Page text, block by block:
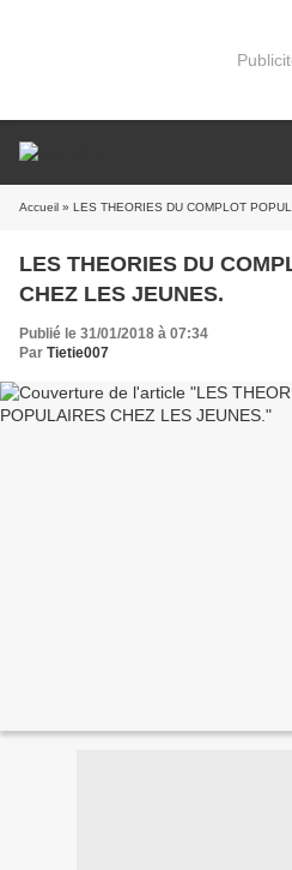
Accueil » LES THEORIES DU COMPLOT
LES THEORIES DU
CHEZ LES JEUNES.
Publié le 31/01/2018 à 07:34
Par Tietie007